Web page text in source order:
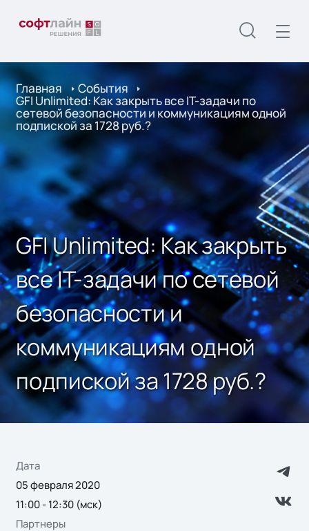
Главная События
GFI Unlimited: Как закрыть все IT-задачи по
сетевой безопасности и коммуникациям одной
подпиской за 1728 руб.?
GFI Unlimited: Как закрыть
все IT-задачи по сетевой
безопасности и
коммуникациям одной
подпиской за 1728 руб.?
Дата
05 февраля 2020
11:00 - 12:30 (мск)
Партнеры